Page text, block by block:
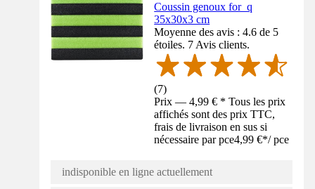
Coussin genoux for_q
35x30x3 cm
Moyenne des avis : 4.6 de 5
étoiles. 7 Avis clients.
(7)
Prix — 4,99 € * Tous les prix
affichés sont des prix TTC,
frais de livraison en sus si
nécessaire par pce4,99 €*/ pce
indisponible en ligne actuellement